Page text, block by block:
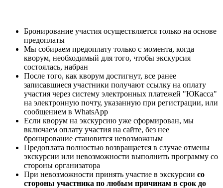
Бронирование участия осуществляется только на основе
предоплаты
Мы собираем предоплату только с момента, когда
кворум, необходимый для того, чтобы экскурсия
состоялась, набран
После того, как кворум достигнут, все ранее
записавшиеся участники получают ссылку на оплату
участия через систему электронных платежей "ЮКасса"
на электронную почту, указанную при регистрации, или
сообщением в WhatsApp
Если кворум на экскурсию уже сформирован, мы
включаем оплату участия на сайте, без нее
бронирование становится невозможным
Предоплата полностью возвращается в случае отмены
экскурсии или невозможности выполнить программу со
стороны организатора
При невозможности принять участие в экскурсии со
стороны участника по любым причинам в срок до